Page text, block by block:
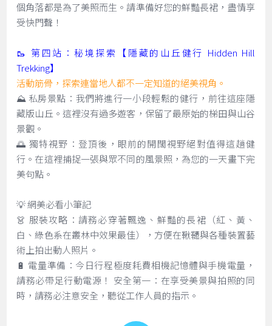
個角落都是為了美照而生。請準備好您的鮮豔長裙，盡情享
受快門聲！
🥾 第四站：秘境探索【隱藏的山丘健行 Hidden Hill
Trekking】
活動筋骨，探索連當地人都不一定知道的絕美視角。
⛰️ 私房景點：我們將進行一小段輕鬆的健行，前往這座隱
藏版山丘。這裡沒有過多遊客，保留了最原始的梯田與山谷
景觀。
🌅 獨特視野：登頂後，眼前的開闊視野絕對值得這趟健
行。在這裡捕捉一張與眾不同的風景照，為您的一天畫下完
美句點。
💡 網美必看小筆記
👗 服裝攻略：請務必穿著飄逸、鮮豔的長裙（紅、黃、
白、綠色系在叢林中效果最佳），方便在鞦韆與各種裝置藝
術上拍出動人照片。
🔋 電量準備：今日行程極度耗費相機記憶體與手機電量，
請務必帶足行動電源！ 安全第一：在享受美景與拍照的同
時，請務必注意安全，聽從工作人員的指示。